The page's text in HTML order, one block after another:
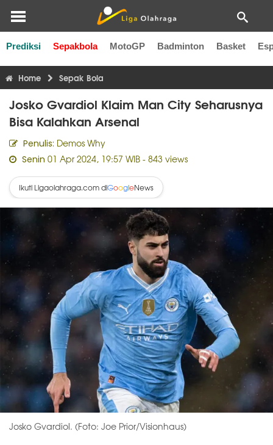
Prediksi Sepakbola MotoGP Badminton Basket
Liga Inggris Liga Italia Liga Spanyol Liga Perancis
Home Sepak Bola
Josko Gvardiol Klaim Man City Seharusnya
Bisa Kalahkan Arsenal
Penulis: Demos Why
Senin 01 Apr 2024, 19:57 WIB - 843 views
Ikuti Ligaolahraga.com diGoogleNews
Josko Gvardiol. (Foto: Joe Prior/Visionhaus)